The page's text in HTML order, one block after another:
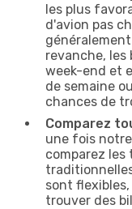
les plus
d'avion pas
revanche,
week-end et
de semaine
chances de
Comparez
une fois
comparez
sont
trouver des